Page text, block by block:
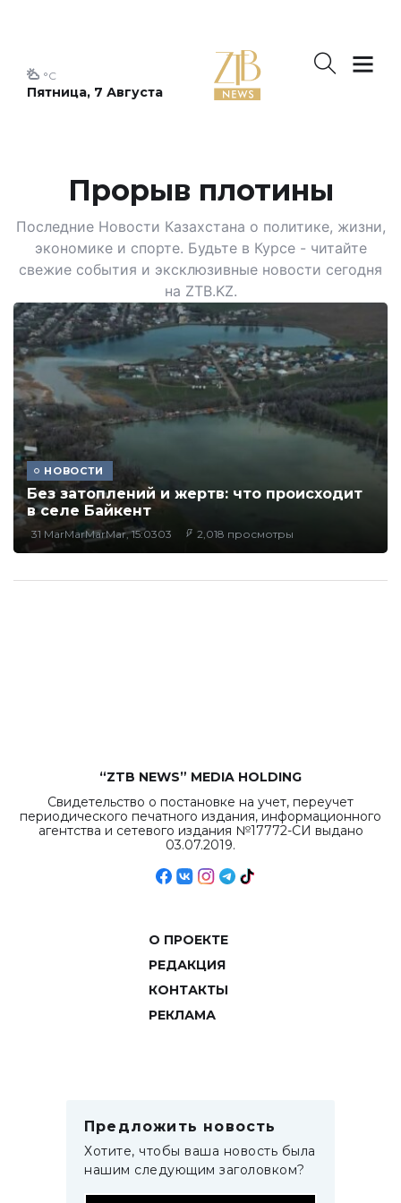
Пятница, 7 Августа
°C
Прорыв плотины
Последние Новости Казахстана о политике, жизни,
экономике и спорте. Будьте в Курсе - читайте
свежие события и эксклюзивные новости сегодня
на ZTB.KZ.
НОВОСТИ
Без затоплений и жертв: что происходит
в селе Байкент
31 MarMarMarMar, 15:0303 2,018 просмотры
“ZTB NEWS” MEDIA HOLDING
Свидетельство о постановке на учет, переучет
периодического печатного издания, информационного
агентства и сетевого издания №17772-СИ выдано
03.07.2019.
О ПРОЕКТЕ
РЕДАКЦИЯ
КОНТАКТЫ
РЕКЛАМА
Предложить новость
Хотите, чтобы ваша новость была
нашим следующим заголовком?